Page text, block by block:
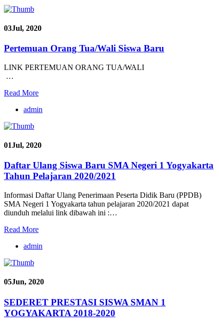
03Jul, 2020
Pertemuan Orang Tua/Wali Siswa Baru
LINK PERTEMUAN ORANG TUA/WALI
…
Read More
admin
01Jul, 2020
Daftar Ulang Siswa Baru SMA Negeri 1 Yogyakarta
Tahun Pelajaran 2020/2021
Informasi Daftar Ulang Penerimaan Peserta Didik Baru (PPDB)
SMA Negeri 1 Yogyakarta tahun pelajaran 2020/2021 dapat
diunduh melalui link dibawah ini :…
Read More
admin
05Jun, 2020
SEDERET PRESTASI SISWA SMAN 1
YOGYAKARTA 2018-2020